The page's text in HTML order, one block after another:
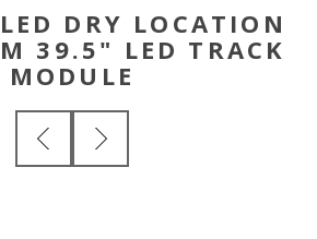
DRY LOCATION
39.5" LED TRACK
MODULE